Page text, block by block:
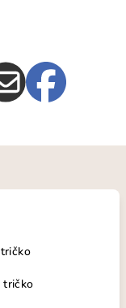
tričko